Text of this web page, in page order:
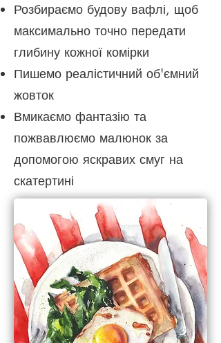
Розбираємо будову вафлі, щоб
максимально точно передати
глибину кожної комірки
Пишемо реалістичний об'ємний
жовток
Вмикаємо фантазію та
пожвавлюємо малюнок за
допомогою яскравих смуг на
скатертині